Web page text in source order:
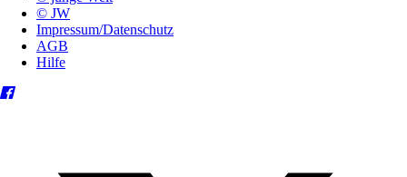
© JW
Impressum/Datenschutz
AGB
Hilfe